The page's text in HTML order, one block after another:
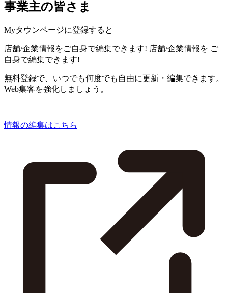
事業主の皆さま
Myタウンページに登録すると
店舗/企業情報をご自身で編集できます! 店舗/企業情報を ご
自身で編集できます!
無料登録で、いつでも何度でも自由に更新・編集できます。
Web集客を強化しましょう。
情報の編集はこちら